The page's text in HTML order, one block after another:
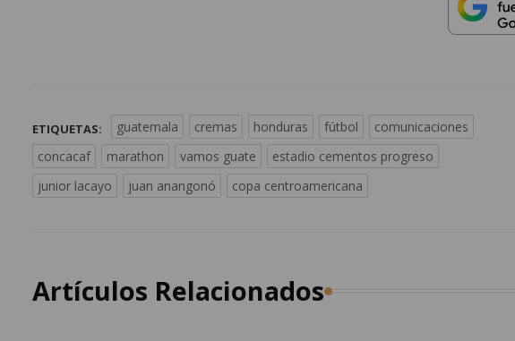
ETIQUETAS: guatemala cremas honduras fútbol
comunicaciones
concacaf
marathon vamos guate
estadio cementos progreso
junior lacayo
juan anangonó copa centroamericana
Artículos Relacionados